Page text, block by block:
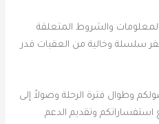
والشروط المتعلقة
سلسلة وخالية من العقبات قدر
وطوال فترة الرحلة وصولاً إلى
استفساراتكم وتقديم الدعم